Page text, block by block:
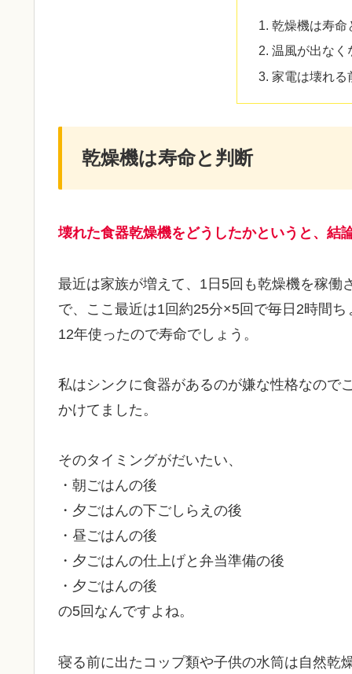
乾燥機は寿命
温風が出なく
家電は壊れる
乾燥機は寿命と判断
壊れた食器乾燥機をどうしたかというと、結
最近は家族が増えて、1日5回も乾燥機を稼
で、ここ最近は1回約25分×5回で毎日2時間
12年使ったので寿命でしょう。
私はシンクに食器があるのが嫌な性格なので
かけてました。
そのタイミングがだいたい、
・朝ごはんの後
・夕ごはんの下ごしらえの後
・昼ごはんの後
・夕ごはんの仕上げと弁当準備の後
・夕ごはんの後
の5回なんですよね。
寝る前に出たコップ類や子供の水筒は自然乾